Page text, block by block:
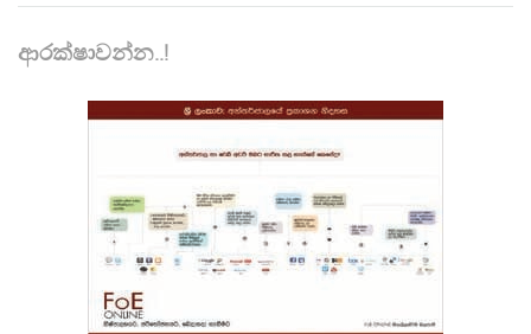
ආරක්ෂාවන්න..!